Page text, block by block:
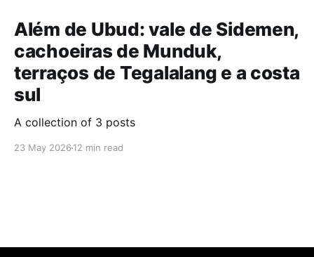
Além de Ubud: vale de Sidemen,
cachoeiras de Munduk,
terraços de Tegalalang e a costa
sul
A collection of 3 posts
23 May 2026 12 min read